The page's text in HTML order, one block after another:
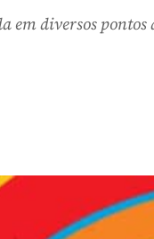
em diversos pontos